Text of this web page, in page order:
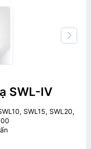
SWL-IV
SWL15, SWL20,